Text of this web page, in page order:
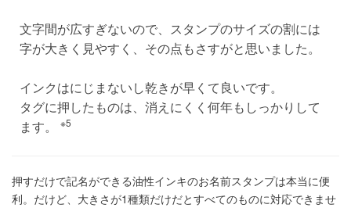
文字間が広すぎないので、スタンプのサイズの割には
字が大きく見やすく、その点もさすがと思いました。
インクはにじまないし乾きが早くて良いです。
タグに押したものは、消えにくく何年もしっかりして
ます。
※5
押すだけで記名ができる油性インキのお名前スタンプは本当に便
利。だけど、大きさが1種類だけだとすべてのものに対応できませ